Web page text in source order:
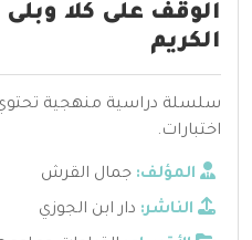
الوقف على كلا
الكريم
سلسلة دراسية منهجية
اختبارات.
المؤلف: جمال القرش
الناشر: دار ابن الجوزي